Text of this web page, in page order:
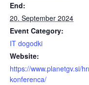
End:
20. September 2024
Event Category:
IT dogodki
Website:
https://www.planetgv.si/
konferenca/